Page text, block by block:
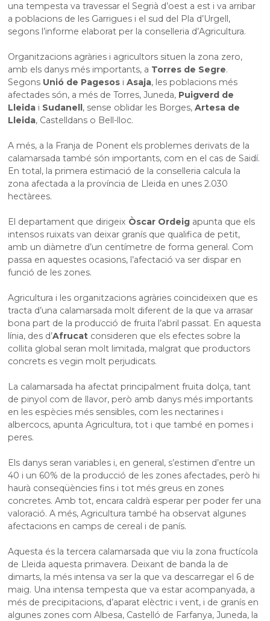
una tempesta va travessar el Segrià d’oest a est i va arribar
a poblacions de les Garrigues i el sud del Pla d’Urgell,
segons l’informe elaborat per la conselleria d’Agricultura.
Organitzacions agràries i agricultors situen la zona zero,
amb els danys més importants, a Torres de Segre.
Segons Unió de Pagesos iAsaja, les poblacions més
afectades són, a més de Torres, Juneda, Puigverd de
Lleida i Sudanell, sense oblidar les Borges,Artesa de
Lleida, Castelldans o Bell-lloc.
A més, a la Franja de Ponent els problemes derivats de la
calamarsada també són importants, com en el cas de Saidí.
En total, la primera estimació de la conselleria calcula la
zona afectada a la província de Lleida en unes 2.030
hectàrees.
El departament que dirigeix Òscar Ordeig apunta que els
intensos ruixats van deixar granís que qualifica de petit,
amb un diàmetre d’un centímetre de forma general. Com
passa en aquestes ocasions, l’afectació va ser dispar en
funció de les zones.
Agricultura i les organitzacions agràries coincideixen que es
tracta d’una calamarsada molt diferent de la que va arrasar
bona part de la producció de fruita l’abril passat. En aquesta
línia, des d’Afrucat consideren que els efectes sobre la
collita global seran molt limitada, malgrat que productors
concrets es vegin molt perjudicats.
La calamarsada ha afectat principalment fruita dolça, tant
de pinyol com de llavor, però amb danys més importants
en les espècies més sensibles, com les nectarines i
albercocs, apunta Agricultura, tot i que també en pomes i
peres.
Els danys seran variables i, en general, s’estimen d’entre un
40 i un 60% de la producció de les zones afectades, però hi
haurà conseqüències fins i tot més greus en zones
concretes. Amb tot, encara caldrà esperar per poder fer una
valoració. A més, Agricultura també ha observat algunes
afectacions en camps de cereal i de panís.
Aquesta és la tercera calamarsada que viu la zona fructícola
de Lleida aquesta primavera. Deixant de banda la de
dimarts, la més intensa va ser la que va descarregar el 6 de
maig. Una intensa tempesta que va estar acompanyada, a
més de precipitacions, d’aparat elèctric i vent, i de granís en
algunes zones com Albesa, Castelló de Farfanya, Juneda, la